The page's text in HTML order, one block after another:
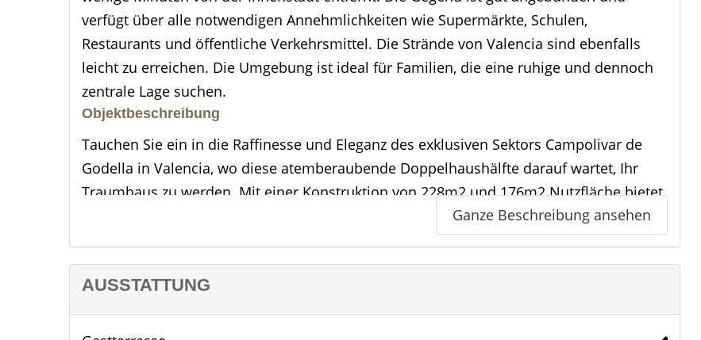
verfügt über alle notwendigen Annehmlichkeiten wie Supermärkte, Schulen,
Restaurants und öffentliche Verkehrsmittel. Die Strände von Valencia sind ebenfalls
leicht zu erreichen. Die Umgebung ist ideal für Familien, die eine ruhige und dennoch
zentrale Lage suchen.
Objektbeschreibung
Tauchen Sie ein in die Raffinesse und Eleganz des exklusiven Sektors Campolivar de
Godella in Valencia, wo diese atemberaubende Doppelhaushälfte darauf wartet, Ihr
Traumhaus zu werden. Mit einer Konstruktion von 228m2 und 176m2 Nutzfläche bietet
diese Residenz einen geräumigen und luxuriösen Raum für Sie und Ihre Familie. Beim
Betreten werden Sie von einem atemberaubenden Wohnzimmer begrüßt, das nahtlos
modernen Stil mit gemütlichem Komfort verbindet. Die Küche, die mit den besten
Geräten ausgestattet ist, ist ein kulinarisches Refugium, in dem Sie köstliche
Köstlichkeiten zubereiten können, während Sie die Gesellschaft Ihrer Lieben genießen.
Mit 4 exquisit gestalteten Schlafzimmern und 3 luxuriösen Badezimmern bietet Ihnen
Ganze Beschreibung ansehen
AUSSTATTUNG